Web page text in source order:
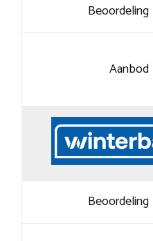
Beoordeling
Aanbod
Beoordeling